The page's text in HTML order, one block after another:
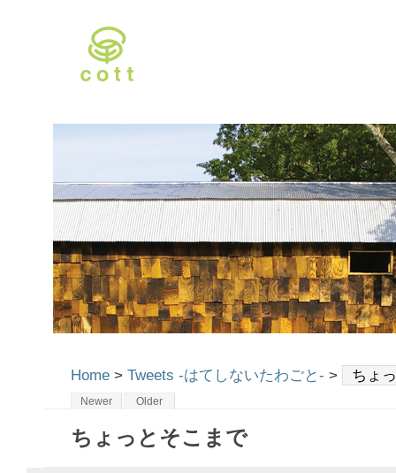
Home > Tweets -はてしないたわごと- > ちょ
Newer Older
ちょっとそこまで